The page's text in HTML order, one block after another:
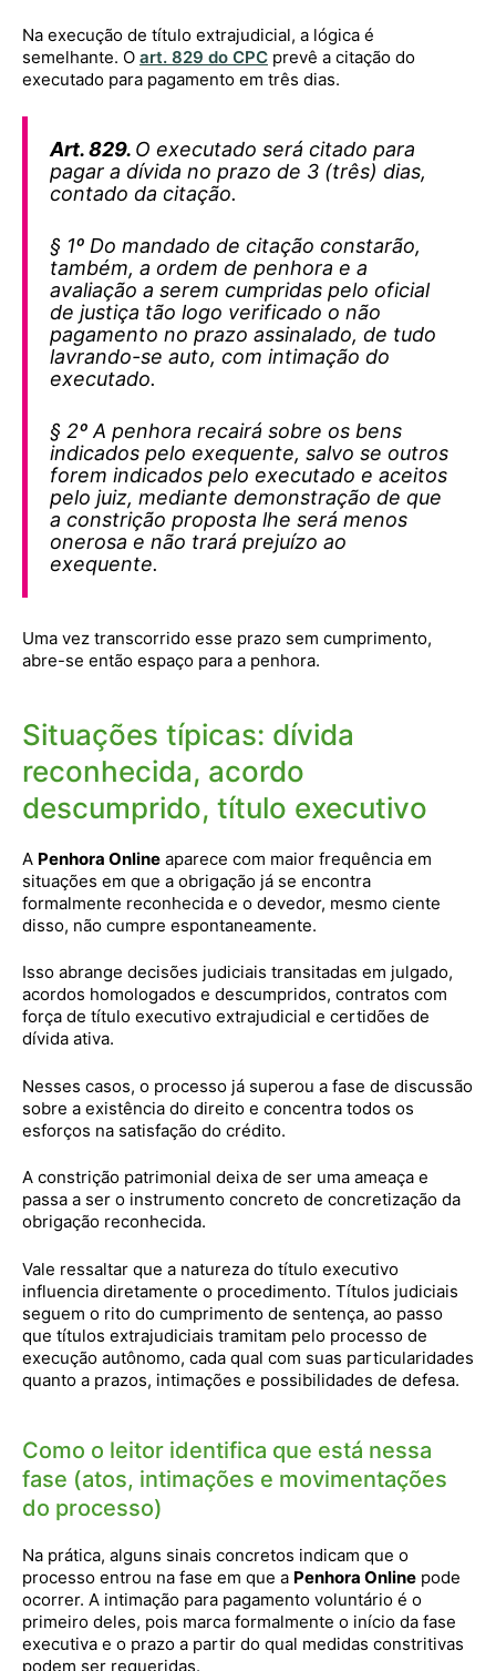
Na execução de título extrajudicial, a lógica é
semelhante. O art. 829 do CPC prevê a citação do
executado para pagamento em três dias.
Art. 829. O executado será citado para
pagar a dívida no prazo de 3 (três) dias,
contado da citação.
§ 1º Do mandado de citação constarão,
também, a ordem de penhora e a
avaliação a serem cumpridas pelo oficial
de justiça tão logo verificado o não
pagamento no prazo assinalado, de tudo
lavrando-se auto, com intimação do
executado.
§ 2º A penhora recairá sobre os bens
indicados pelo exequente, salvo se outros
forem indicados pelo executado e aceitos
pelo juiz, mediante demonstração de que
a constrição proposta lhe será menos
onerosa e não trará prejuízo ao
exequente.
Uma vez transcorrido esse prazo sem cumprimento,
abre-se então espaço para a penhora.
Situações típicas: dívida
reconhecida, acordo
descumprido, título executivo
A Penhora Online aparece com maior frequência em
situações em que a obrigação já se encontra
formalmente reconhecida e o devedor, mesmo ciente
disso, não cumpre espontaneamente.
Isso abrange decisões judiciais transitadas em julgado,
acordos homologados e descumpridos, contratos com
força de título executivo extrajudicial e certidões de
dívida ativa.
Nesses casos, o processo já superou a fase de discussão
sobre a existência do direito e concentra todos os
esforços na satisfação do crédito.
A constrição patrimonial deixa de ser uma ameaça e
passa a ser o instrumento concreto de concretização da
obrigação reconhecida.
Vale ressaltar que a natureza do título executivo
influencia diretamente o procedimento. Títulos judiciais
seguem o rito do cumprimento de sentença, ao passo
que títulos extrajudiciais tramitam pelo processo de
execução autônomo, cada qual com suas particularidades
quanto a prazos, intimações e possibilidades de defesa.
Como o leitor identifica que está nessa
fase (atos, intimações e movimentações
do processo)
Na prática, alguns sinais concretos indicam que o
processo entrou na fase em que a Penhora Online pode
ocorrer. A intimação para pagamento voluntário é o
primeiro deles, pois marca formalmente o início da fase
executiva e o prazo a partir do qual medidas constritivas
podem ser requeridas.